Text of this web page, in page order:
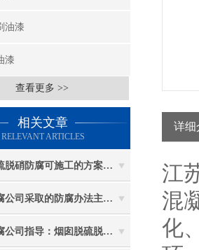
油漆
漆
查看更多 >>
相关文章
RELEVANT ARTICLES
烟囱脱硫脱硝防腐可施工的方案都有哪些？
高空防腐公司采取的防腐办法主要有哪些？
高空防腐公司指导：烟囱脱硫脱硝防腐施工要注意些什么？
详细
江
混
化